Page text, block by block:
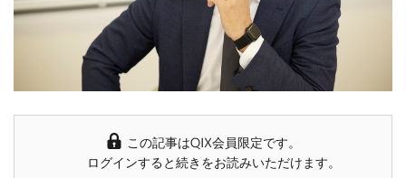
この記事はQIX会員限定です。
ログインすると続きをお読みいただけます。